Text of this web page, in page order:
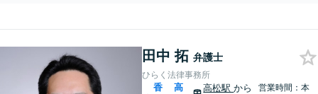
田中 拓 弁護士
ひらく法律事務所
香
高
高松駅から
営業時間：本